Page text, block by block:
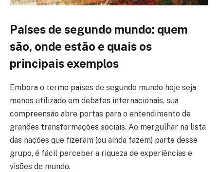
Países de segundo mundo: quem
são, onde estão e quais os
principais exemplos
Embora o termo países de segundo mundo hoje seja
menos utilizado em debates internacionais, sua
compreensão abre portas para o entendimento de
grandes transformações sociais. Ao mergulhar na lista
das nações que fizeram (ou ainda fazem) parte desse
grupo, é fácil perceber a riqueza de experiências e
visões de mundo.